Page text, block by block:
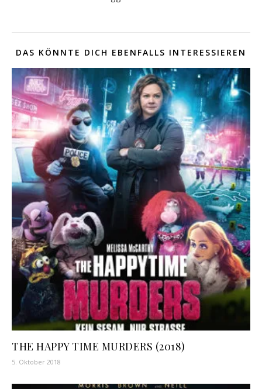
DAS KÖNNTE DICH EBENFALLS INTERESSIEREN
THE HAPPY TIME MURDERS (2018)
5. Oktober 2018